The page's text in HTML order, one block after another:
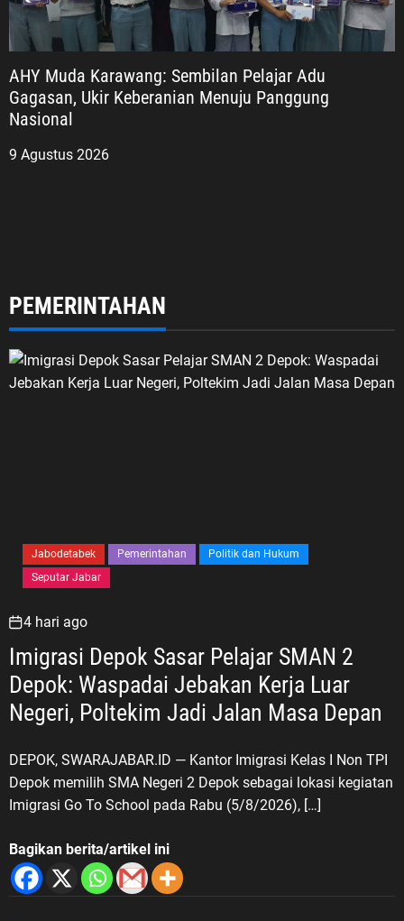
AHY Muda Karawang: Sembilan Pelajar Adu
Gagasan, Ukir Keberanian Menuju Panggung
Nasional
9 Agustus 2026
PEMERINTAHAN
Jabodetabek Pemerintahan
Politik dan Hukum
Seputar Jabar
4 hari ago
Imigrasi Depok Sasar Pelajar SMAN 2
Depok: Waspadai Jebakan Kerja Luar
DEPOK, SWARAJABAR.ID — Kantor Imigrasi Kelas I Non TPI
Depok memilih SMA Negeri 2 Depok sebagai lokasi kegiatan
Imigrasi Go To School pada Rabu (5/8/2026), […]
Bagikan berita/artikel ini